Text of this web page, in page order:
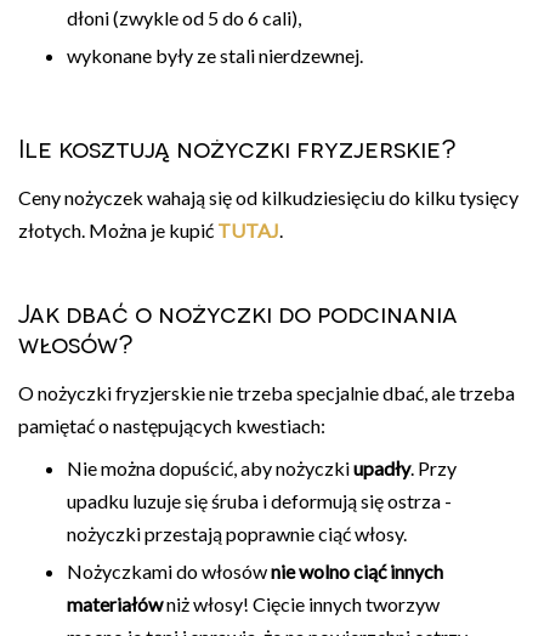
dłoni (zwykle od 5 do 6 cali),
wykonane były ze stali nierdzewnej.
Ile kosztują nożyczki fryzjerskie?
Ceny nożyczek wahają się od kilkudziesięciu do kilku tysięcy
złotych. Można je kupić TUTAJ.
Jak dbać o nożyczki do podcinania
włosów?
O nożyczki fryzjerskie nie trzeba specjalnie dbać, ale trzeba
pamiętać o następujących kwestiach:
Nie można dopuścić, aby nożyczkiupadły. Przy
upadku luzuje się śruba i deformują się ostrza -
nożyczki przestają poprawnie ciąć włosy.
Nożyczkami do włosównie wolno ciąć innych
materiałówniż włosy! Cięcie innych tworzyw